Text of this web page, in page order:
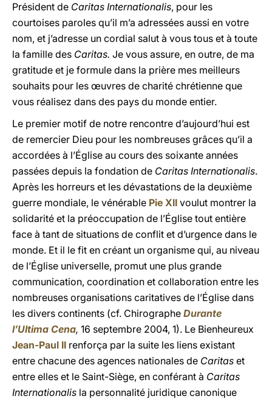
Président de Caritas Internationalis, pour les
courtoises paroles qu’il m’a adressées aussi en votre
nom, et j’adresse un cordial salut à vous tous et à toute
la famille des Caritas. Je vous assure, en outre, de ma
gratitude et je formule dans la prière mes meilleurs
souhaits pour les œuvres de charité chrétienne que
vous réalisez dans des pays du monde entier.
Le premier motif de notre rencontre d’aujourd’hui est
de remercier Dieu pour les nombreuses grâces qu’il a
accordées à l’Église au cours des soixante années
passées depuis la fondation de Caritas Internationalis.
Après les horreurs et les dévastations de la deuxième
guerre mondiale, le vénérable Pie XII voulut montrer la
solidarité et la préoccupation de l’Église tout entière
face à tant de situations de conflit et d’urgence dans le
monde. Et il le fit en créant un organisme qui, au niveau
de l’Église universelle, promut une plus grande
communication, coordination et collaboration entre les
nombreuses organisations caritatives de l’Église dans
les divers continents (cf. Chirographe Durante
l’Ultima Cena, 16 septembre 2004, 1). Le Bienheureux
Jean-Paul II renforça par la suite les liens existant
entre chacune des agences nationales de Caritas et
entre elles et le Saint-Siège, en conférant à Caritas
Internationalis la personnalité juridique canonique